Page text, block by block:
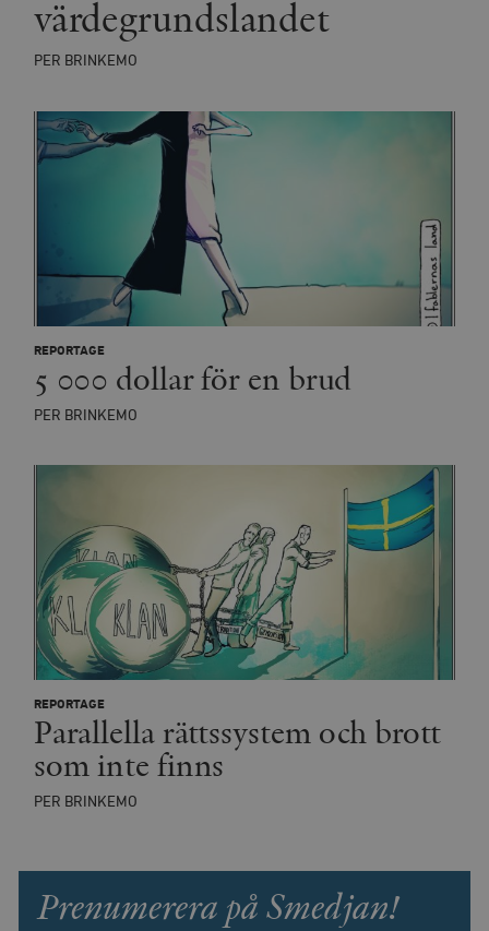
värdegrundslandet
PER BRINKEMO
REPORTAGE
5 000 dollar för en brud
PER BRINKEMO
REPORTAGE
Parallella rättssystem och brott
som inte finns
PER BRINKEMO
Prenumerera på Smedjan!
_hjSession_675006